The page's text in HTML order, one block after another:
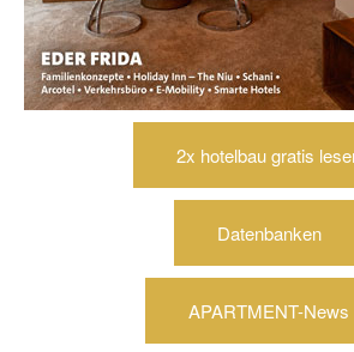
2x hotelbau gratis
Datenbanken
APARTMENT-News